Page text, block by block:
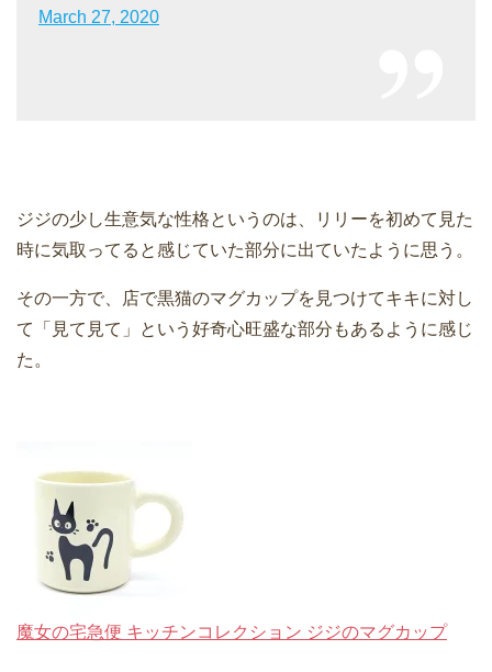
March 27, 2020
ジジの少し生意気な性格というのは、リリーを初めて見た
時に気取ってると感じていた部分に出ていたように思う。
その一方で、店で黒猫のマグカップを見つけてキキに対し
て「見て見て」という好奇心旺盛な部分もあるように感じ
た。
魔女の宅急便 キッチンコレクション ジジのマグカップ